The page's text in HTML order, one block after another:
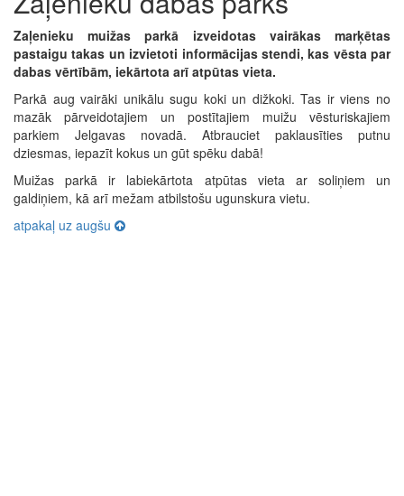
Zaļenieku muižas parkā izveidotas vairākas marķētas
pastaigu takas un izvietoti informācijas stendi, kas vēsta par
dabas vērtībām, iekārtota arī atpūtas vieta.
Parkā aug vairāki unikālu sugu koki un dižkoki. Tas ir viens no
mazāk pārveidotajiem un postītajiem muižu vēsturiskajiem
parkiem Jelgavas novadā. Atbrauciet paklausīties putnu
dziesmas, iepazīt kokus un gūt spēku dabā!
Muižas parkā ir labiekārtota atpūtas vieta ar soliņiem un
galdiņiem, kā arī mežam atbilstošu ugunskura vietu.
atpakaļ uz augšu